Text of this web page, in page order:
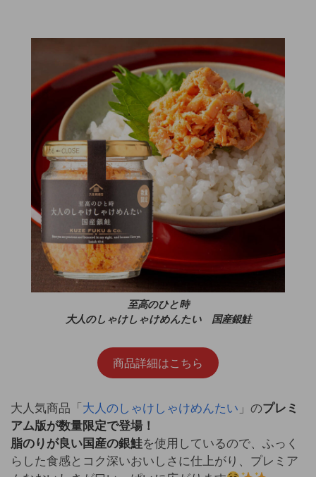
至高のひと時
大人のしゃけしゃけめんたい 国産銀鮭
商品詳細はこちら
大人気商品「 大人のしゃけしゃけめんたい 」のプレミ
アム版が数量限定で登場！
脂のりが良い国産の銀鮭を使用しているので、ふっく
らした食感とコク深いおいしさに仕上がり、プレミア